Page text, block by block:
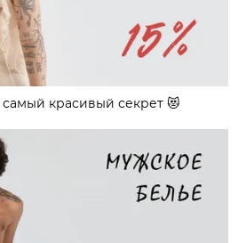
красивый секрет 😻